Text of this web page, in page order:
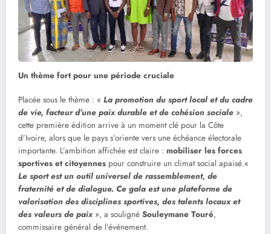
Un thème fort pour une période cruciale
Placée sous le thème : « La promotion du sport local et du cadre
de vie, facteur d’une paix durable et de cohésion sociale »,
cette première édition arrive à un moment clé pour la Côte
d’Ivoire, alors que le pays s’oriente vers une échéance électorale
importante. L’ambition affichée est claire : mobiliser les forces
sportives et citoyennes pour construire un climat social apaisé.«
Le sport est un outil universel de rassemblement, de
fraternité et de dialogue. Ce gala est une plateforme de
valorisation des disciplines sportives, des talents locaux et
des valeurs de paix », a souligné Souleymane Touré,
commissaire général de l’événement.